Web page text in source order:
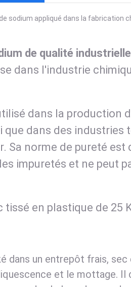
sodium appliqué dans la fabrication
de qualité
dans l'industrie
dans la production
que dans des
Sa norme de pureté
impuretés et ne peut
tissé en plastique de 25
dans un entrepôt frais,
et le mottage.